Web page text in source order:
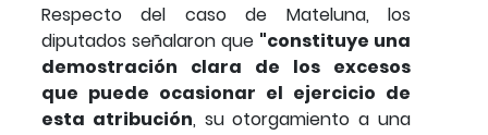
Respecto del caso de Mateluna, los
diputados señalaron que "constituye una
demostración clara de los excesos
que puede ocasionar el ejercicio de
esta atribución, su otorgamiento a una